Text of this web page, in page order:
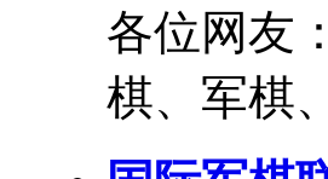
各位网友
棋、军棋